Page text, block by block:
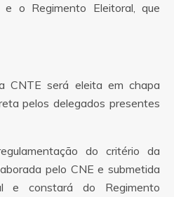
o Regimento Eleitoral, que
será eleita em chapa
pelos delegados presentes
do critério da
pelo CNE e submetida
e constará do Regimento